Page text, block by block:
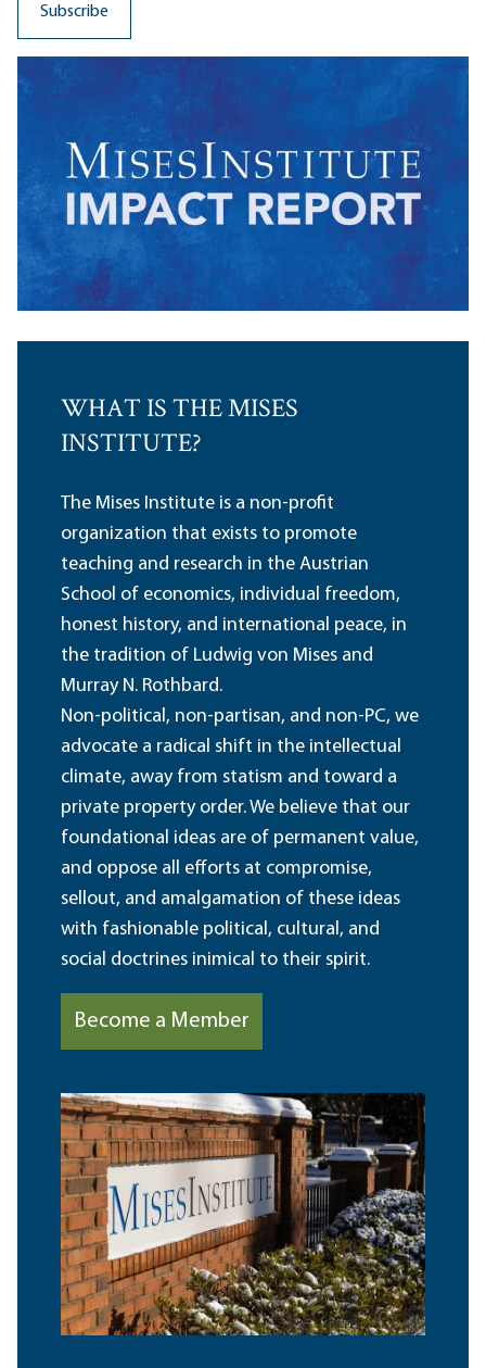
WHAT IS THE MISES
INSTITUTE?
The Mises Institute is a non-profit
organization that exists to promote
teaching and research in the Austrian
School of economics, individual freedom,
honest history, and international peace, in
the tradition of Ludwig von Mises and
Murray N. Rothbard.
Non-political, non-partisan, and non-PC, we
advocate a radical shift in the intellectual
climate, away from statism and toward a
private property order. We believe that our
foundational ideas are of permanent value,
and oppose all efforts at compromise,
sellout, and amalgamation of these ideas
with fashionable political, cultural, and
social doctrines inimical to their spirit.
Become a Member